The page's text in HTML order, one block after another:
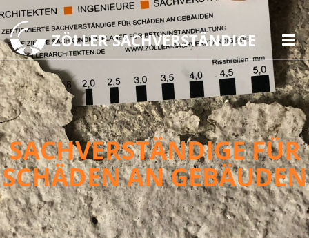
ZÖLLER SACHVERSTÄNDIGE
SACHVERSTÄNDIGE FÜR
SCHÄDEN AN GEBÄUDEN